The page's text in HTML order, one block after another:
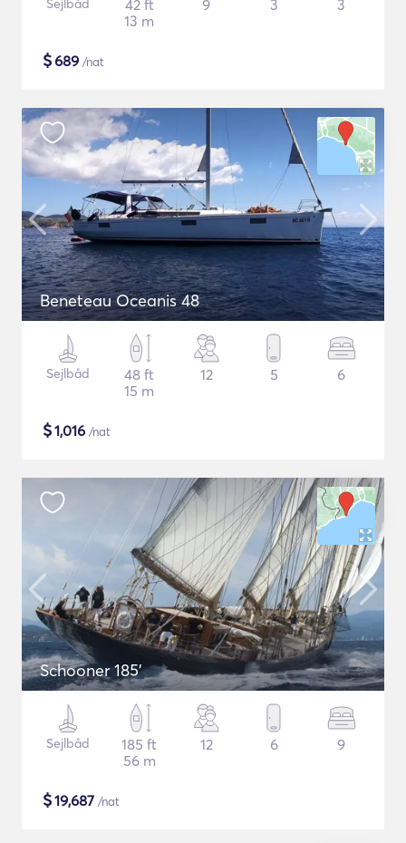
Sejlbåd
42 ft
13 m
9 3 3
$689 /nat
Beneteau Oceanis 48
Sejlbåd
48 ft
15 m
12 5 6
$1,016 /nat
Schooner 185'
Sejlbåd
185 ft
56 m
12 6 9
$19,687 /nat